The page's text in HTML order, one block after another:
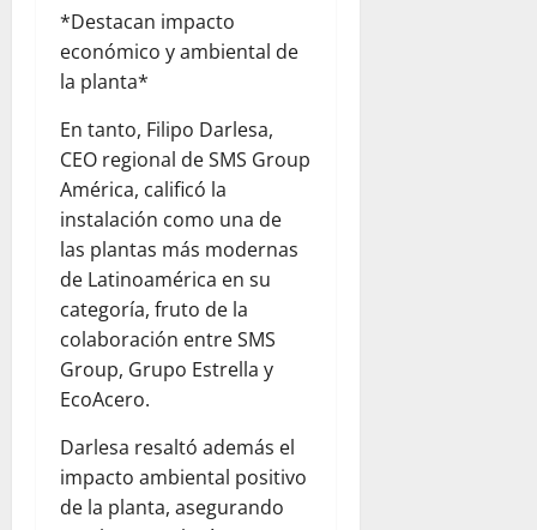
*Destacan impacto
económico y ambiental de
la planta*
En tanto, Filipo Darlesa,
CEO regional de SMS Group
América, calificó la
instalación como una de
las plantas más modernas
de Latinoamérica en su
categoría, fruto de la
colaboración entre SMS
Group, Grupo Estrella y
EcoAcero.
Darlesa resaltó además el
impacto ambiental positivo
de la planta, asegurando